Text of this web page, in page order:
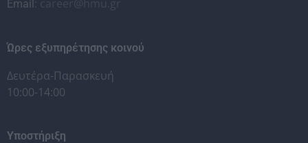
Email: career@hmu.gr
Ώρες εξυπηρέτησης κοινού
Δευτέρα-Παρασκευή
10:00-14:00
Υποστήριξη